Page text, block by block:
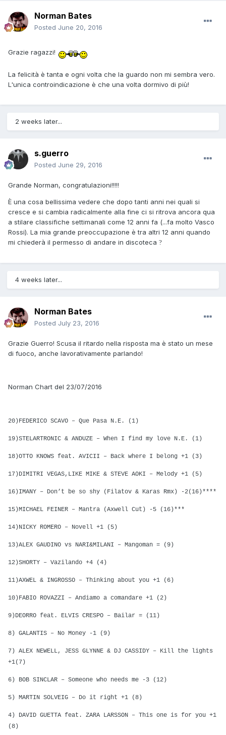
Norman Bates
Posted June 20, 2016
Grazie ragazzi!
La felicità è tanta e ogni volta che la guardo non mi sembra vero.
L'unica controindicazione è che una volta dormivo di più!
2 weeks later...
s.guerro
Posted June 29, 2016
Grande Norman, congratulazioni!!!!!
È una cosa bellissima vedere che dopo tanti anni nei quali si
cresce e si cambia radicalmente alla fine ci si ritrova ancora qua
a stilare classifiche settimanali come 12 anni fa (...fa molto Vasco
Rossi). La mia grande preoccupazione è tra altri 12 anni quando
mi chiederà il permesso di andare in discoteca ?
4 weeks later...
Norman Bates
Posted July 23, 2016
Grazie Guerro! Scusa il ritardo nella risposta ma è stato un mese
di fuoco, anche lavorativamente parlando!
Norman Chart del 23/07/2016
20)FEDERICO SCAVO – Que Pasa N.E. (1)
19)STELARTRONIC & ANDUZE – When I find my love N.E. (1)
18)OTTO KNOWS feat. AVICII – Back where I belong +1 (3)
17)DIMITRI VEGAS,LIKE MIKE & STEVE AOKI – Melody +1 (5)
16)IMANY – Don’t be so shy (Filatov & Karas Rmx) -2(16)****
15)MICHAEL FEINER – Mantra (Axwell Cut) -5 (16)***
14)NICKY ROMERO – Novell +1 (5)
13)ALEX GAUDINO vs NARI&MILANI – Mangoman = (9)
12)SHORTY – Vazilando +4 (4)
11)AXWEL & INGROSSO – Thinking about you +1 (6)
10)FABIO ROVAZZI – Andiamo a comandare +1 (2)
9)DEORRO feat. ELVIS CRESPO – Bailar = (11)
8) GALANTIS – No Money -1 (9)
7) ALEX NEWELL, JESS GLYNNE & DJ CASSIDY – Kill the lights
+1(7)
6) BOB SINCLAR – Someone who needs me -3 (12)
5) MARTIN SOLVEIG – Do it right +1 (8)
4) DAVID GUETTA feat. ZARA LARSSON – This one is for you +1
(8)